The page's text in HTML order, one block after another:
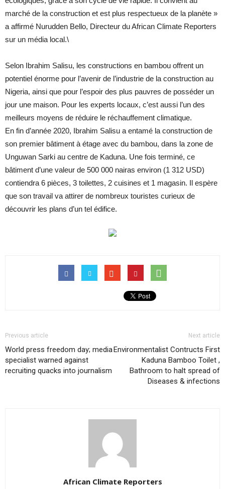
marché de la construction et est plus respectueux de la planète »
a affirmé Nurudden Bello, Directeur du African Climate Reporters
sur un média local.\
Selon Ibrahim Salisu, les constructions en bambou offrent un
potentiel énorme pour l’avenir de l’industrie de la construction au
Nigeria, ainsi que pour l’espoir des plus pauvres de posséder un
jour une maison. Pour les experts locaux, c’est aussi l’un des
meilleurs moyens de réduire le réchauffement climatique.
En fin d’année 2020, Ibrahim Salisu a entamé la construction de
son premier bâtiment à étage avec du bambou, dans la zone de
Unguwan Sarki au centre de Kaduna. Une fois terminé, ce
bâtiment d’une valeur de 500 000 nairas environ (1 312 USD)
contiendra 6 pièces, 3 toilettes, 2 cuisines et 1 magasin. Il espère
que son travail va attirer de nombreux touristes curieux de
découvrir les plans d’un tel édifice.
Previous article
World press freedom day; media
specialist warned against
recruiting quacks into journalism
Next article
Environmentalist Contructs First
Kaduna Bamboo Toilet ,
Bathroom to halt spread of
Diseases & infections
African Climate Reporters